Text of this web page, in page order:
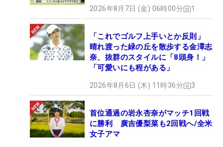
2026年8月7日 (金) 06時00分 1
「これでゴルフ上手いとか反則」
晴れ渡った緑の丘を散歩する金澤志
奈、抜群のスタイルに「8頭身！」
「可愛いにも程がある」
2026年8月6日 (木) 11時36分 3
首位通過の岩永杏奈がマッチ1回戦
に勝利 廣吉優梨菜も2回戦へ/全米
女子アマ